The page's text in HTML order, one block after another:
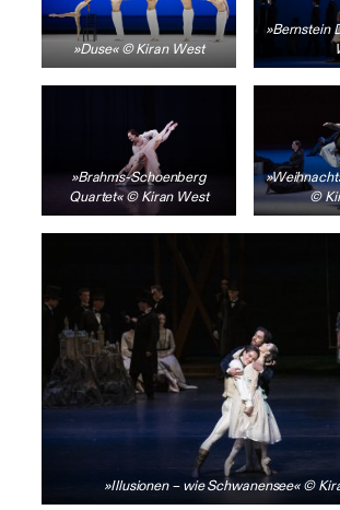
»Duse« © Kiran West
»Bernstein
»Brahms-Schoenberg
Quartet« © Kiran West
©
»Illusionen – wie Schwanensee« ©